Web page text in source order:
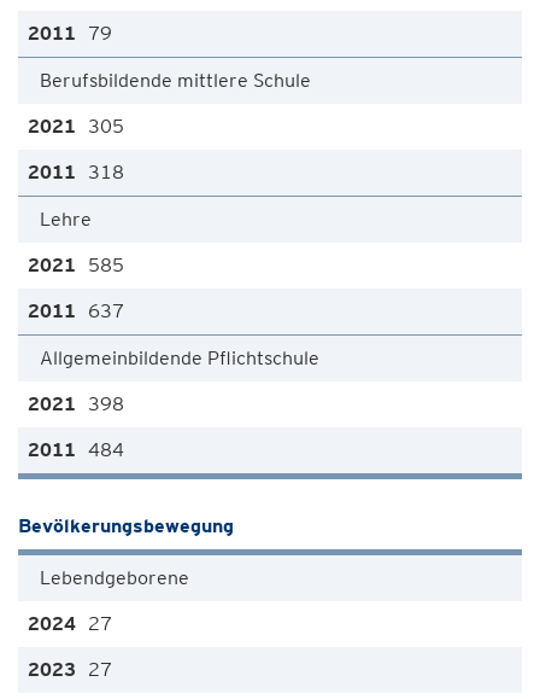
79
Berufsbildende mittlere Schule
305
318
Lehre
585
637
Allgemeinbildende Pflichtschule
398
484
Bevölkerungsbewegung
Lebendgeborene
27
27